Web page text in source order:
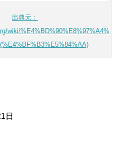
出典元：
wiki/%E4%BD%90%E8%97%A4%
日